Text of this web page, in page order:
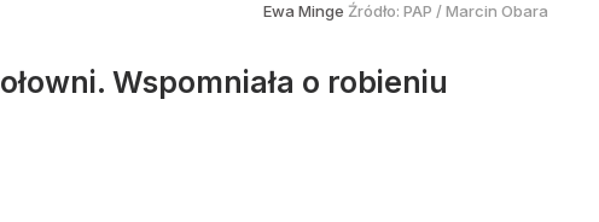
Ewa Minge Źródło: PAP /Marcin Obara
Wspomniała o robieniu